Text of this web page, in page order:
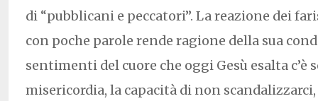
di “pubblicani e peccatori”. La reazione dei
con poche parole rende ragione della sua
sentimenti del cuore che oggi Gesù esalta
misericordia, la capacità di non